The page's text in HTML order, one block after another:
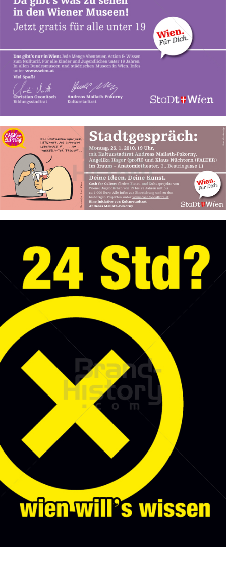
Stadt Wien STADT WIEN PID 2010
Bild-ID: 50195
Stadt Wien STADT WIEN PID